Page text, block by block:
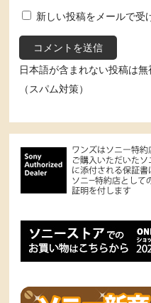
新しい投稿をメールで受
日本語が含まれない投稿は
（スパム対策）